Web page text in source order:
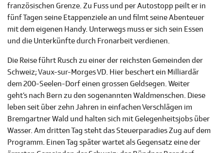
französischen Grenze. Zu Fuss und per Autostopp peilt er in
fünf Tagen seine Etappenziele an und filmt seine Abenteuer
mit dem eigenen Handy. Unterwegs muss er sich sein Essen
und die Unterkünfte durch Fronarbeit verdienen.
Die Reise führt Rusch zu einer der reichsten Gemeinden der
Schweiz; Vaux-sur-Morges VD. Hier beschert ein Milliardär
dem 200-Seelen-Dorf einen grossen Geldsegen. Weiter
geht’s nach Bern zu den sogenannten Waldmenschen. Diese
leben seit über zehn Jahren in einfachen Verschlägen im
Bremgartner Wald und halten sich mit Gelegenheitsjobs über
Wasser. Am dritten Tag steht das Steuerparadies Zug auf dem
Programm. Einen Tag später wartet als Gegensatz eine der